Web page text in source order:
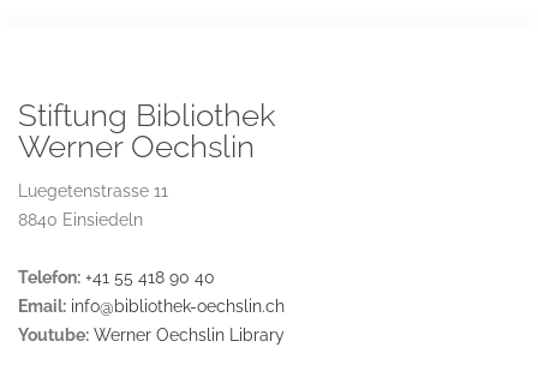
Stiftung Bibliothek
Werner Oechslin
Luegetenstrasse 11
8840 Einsiedeln
Telefon: +41 55 418 90 40
Email: info@bibliothek-oechslin.ch
Youtube: Werner Oechslin Library